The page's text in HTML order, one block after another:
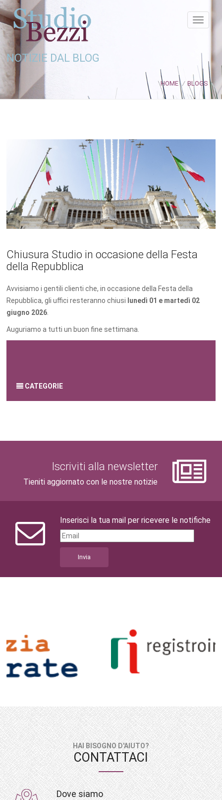
NOTIZIE DAL BLOG
HOME / BLOGS
Chiusura Studio in occasione della Festa
della Repubblica
Avvisiamo i gentili clienti che, in occasione della Festa della
Repubblica, gli uffici resteranno chiusi lunedì 01 e martedì 02
giugno 2026
Auguriamo a tutti un buon fine settimana.
CATEGORIE
Iscriviti alla newsletter
Tieniti aggiornato con le nostre notizie
Inserisci la tua mail per ricevere le notifiche
HAI BISOGNO D'AIUTO?
CONTATTACI
Dove siamo